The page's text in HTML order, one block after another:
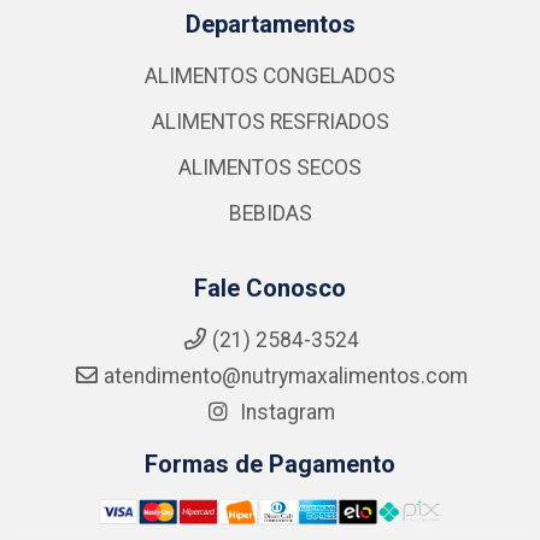
Departamentos
ALIMENTOS CONGELADOS
ALIMENTOS RESFRIADOS
ALIMENTOS SECOS
BEBIDAS
Fale Conosco
(21) 2584-3524
atendimento@nutrymaxalimentos.com
Instagram
Formas de Pagamento